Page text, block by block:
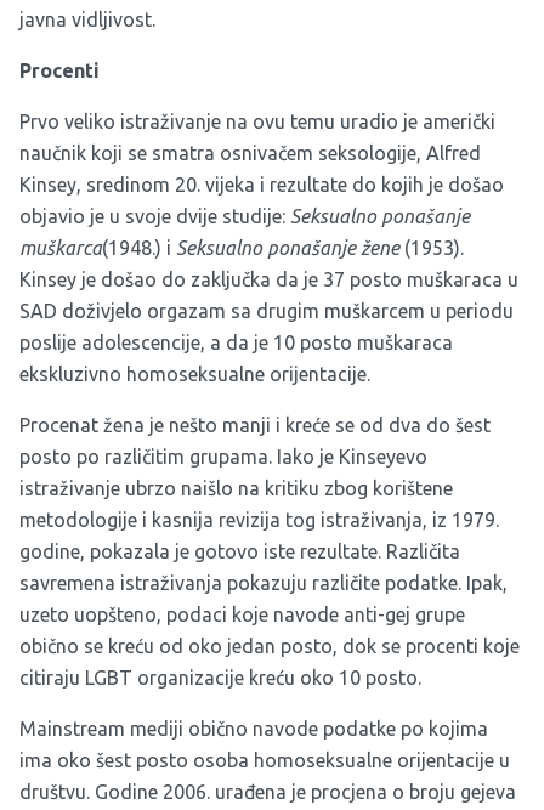
javna vidljivost.
Procenti
Prvo veliko istraživanje na ovu temu uradio je američki
naučnik koji se smatra osnivačem seksologije, Alfred
Kinsey, sredinom 20. vijeka i rezultate do kojih je došao
objavio je u svoje dvije studije: Seksualno ponašanje
muškarca(1948.) i Seksualno ponašanje žene(1953).
Kinsey je došao do zaključka da je 37 posto muškaraca u
SAD doživjelo orgazam sa drugim muškarcem u periodu
poslije adolescencije, a da je 10 posto muškaraca
ekskluzivno homoseksualne orijentacije.
Procenat žena je nešto manji i kreće se od dva do šest
posto po različitim grupama. Iako je Kinseyevo
istraživanje ubrzo naišlo na kritiku zbog korištene
metodologije i kasnija revizija tog istraživanja, iz 1979.
godine, pokazala je gotovo iste rezultate. Različita
savremena istraživanja pokazuju različite podatke. Ipak,
uzeto uopšteno, podaci koje navode anti-gej grupe
obično se kreću od oko jedan posto, dok se procenti koje
citiraju LGBT organizacije kreću oko 10 posto.
Mainstream mediji obično navode podatke po kojima
ima oko šest posto osoba homoseksualne orijentacije u
društvu. Godine 2006. urađena je procjena o broju gejeva